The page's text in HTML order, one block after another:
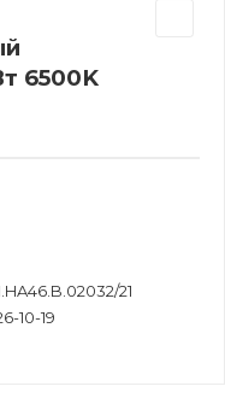
6500K
21
10-19